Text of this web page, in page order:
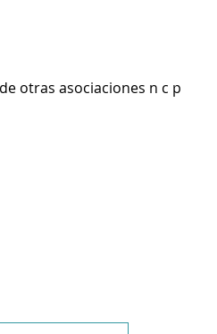
otras asociaciones n c p